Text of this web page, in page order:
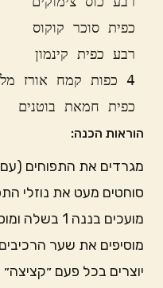
הוראות הכנה:
מגרדים את התפוחים
סוחטים מעט את נוזלי
מועכים בננה 1 בשלה ומוסיפים לתפוחים.
מוסיפים את שער
יוצרים בכל פעם